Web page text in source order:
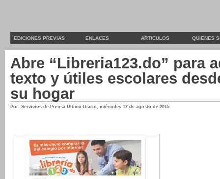
EDICIONES PREVIAS ENLACES ARTICULOS QUIENES
Abre “Libreria123.do” para
texto y útiles escolares
su hogar
Por: Servicios de Prensa Ultimo Diario, miércoles 12 de agosto de 2015